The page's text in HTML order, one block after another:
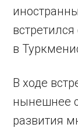
в
В ходе
нынешнее
развития